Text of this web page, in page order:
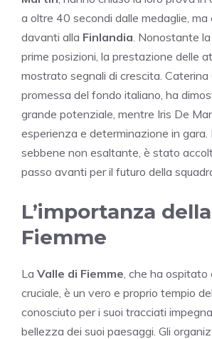
a oltre 40 secondi dalle medaglie, ma
davanti alla Finlandia . Nonostante
prime posizioni, la prestazione delle
mostrato segnali di crescita. Caterina
promessa del fondo italiano, ha
grande potenziale, mentre Iris De
esperienza e determinazione in gara.
sebbene non esaltante, è stato
passo avanti per il futuro della
L’importanza
Fiemme
La Valle di Fiemme , che ha
cruciale, è un vero e proprio tempio
conosciuto per i suoi tracciati
bellezza dei suoi paesaggi. Gli